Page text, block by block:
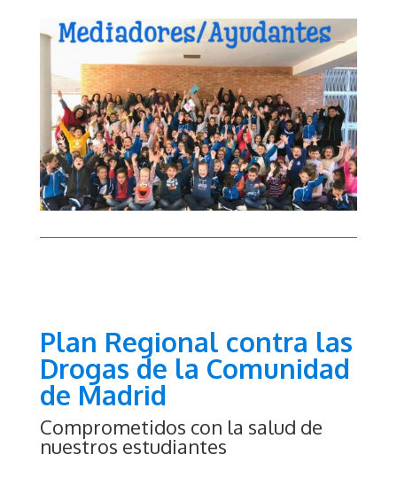
Plan Regional contra las
Drogas de la Comunidad
de Madrid
Comprometidos con la salud de
nuestros estudiantes